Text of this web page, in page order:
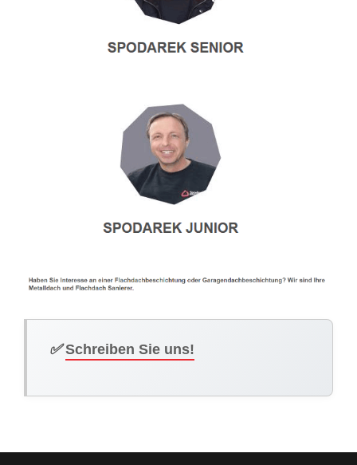
✅Schreiben Sie uns!